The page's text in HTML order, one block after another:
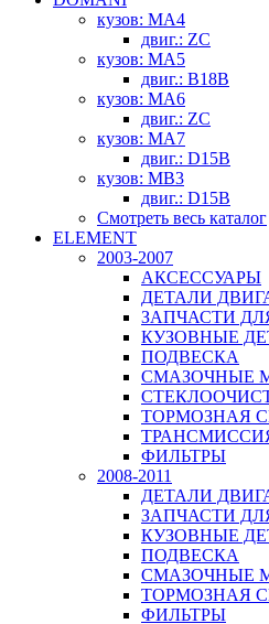
кузов: MA4
двиг.: ZC
кузов: MA5
двиг.: B18B
кузов: MA6
двиг.: ZC
кузов: MA7
двиг.: D15B
кузов: MB3
двиг.: D15B
Смотреть весь каталог
ELEMENT
2003-2007
АКСЕССУАРЫ
ДЕТАЛИ
ЗАПЧАСТИ
КУЗОВНЫЕ
ПОДВЕСКА
СМАЗОЧНЫЕ
ТОРМОЗНАЯ
ФИЛЬТРЫ
2008-2011
ДЕТАЛИ
ЗАПЧАСТИ
КУЗОВНЫЕ
ПОДВЕСКА
СМАЗОЧНЫЕ
ТОРМОЗНАЯ
ФИЛЬТРЫ